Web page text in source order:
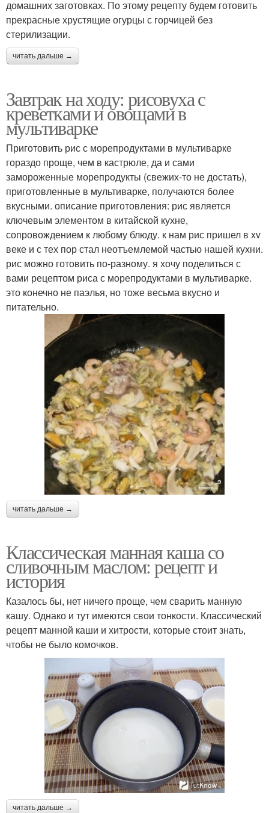
домашних заготовках. По этому рецепту будем готовить
прекрасные хрустящие огурцы с горчицей без
стерилизации.
читать дальше →
Завтрак на ходу: рисовуха с
креветками и овощами в
мультиварке
Приготовить рис с морепродуктами в мультиварке
гораздо проще, чем в кастрюле, да и сами
замороженные морепродукты (свежих-то не достать),
приготовленные в мультиварке, получаются более
вкусными. описание приготовления: рис является
ключевым элементом в китайской кухне,
сопровождением к любому блюду. к нам рис пришел в xv
веке и с тех пор стал неотъемлемой частью нашей кухни.
рис можно готовить по-разному. я хочу поделиться с
вами рецептом риса с морепродуктами в мультиварке.
это конечно не паэлья, но тоже весьма вкусно и
питательно.
читать дальше →
Классическая манная каша со
сливочным маслом: рецепт и
история
Казалось бы, нет ничего проще, чем сварить манную
кашу. Однако и тут имеются свои тонкости. Классический
рецепт манной каши и хитрости, которые стоит знать,
чтобы не было комочков.
читать дальше →